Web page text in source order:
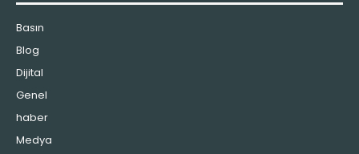
Basın
Blog
Dijital
Genel
haber
Medya